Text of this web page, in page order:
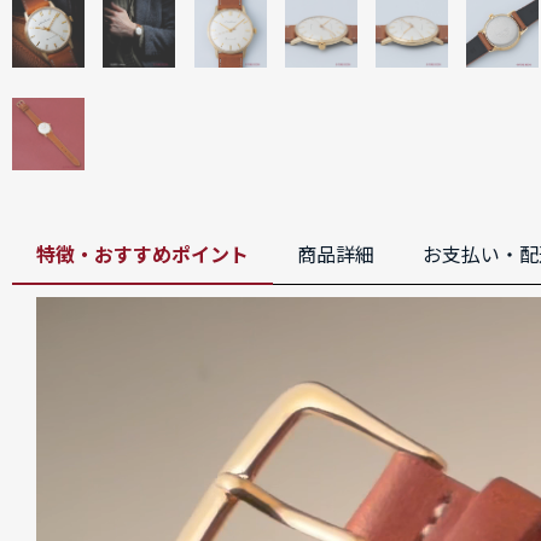
特徴・おすすめポイント 商品詳細 お支払い・